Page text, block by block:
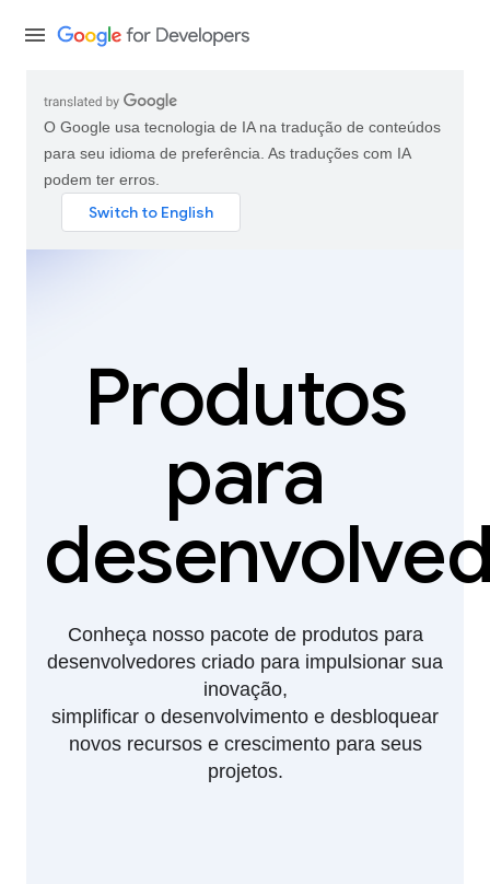
O Google usa tecnologia de IA na tradução de conteúdos
para seu idioma de preferência. As traduções com IA
podem ter erros.
Produtos
para
Conheça nosso pacote de produtos para
desenvolvedores criado para impulsionar sua
inovação,
simplificar o desenvolvimento e desbloquear
novos recursos e crescimento para seus
projetos.